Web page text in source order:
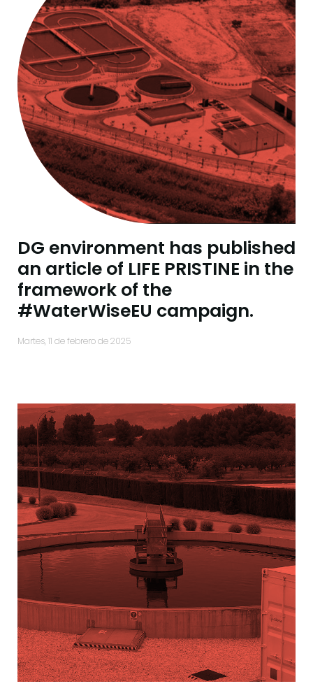
DG environment has published
an article of LIFE PRISTINE in the
framework of the
#WaterWiseEU campaign.
martes, 11 de febrero de 2025